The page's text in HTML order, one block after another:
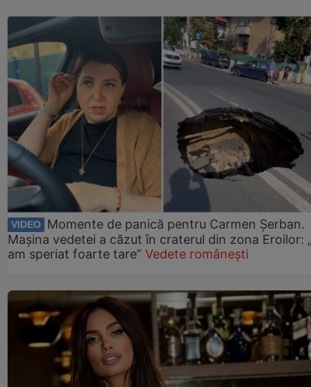
VIDEO
Momente de panică pentru Carmen Șerban.
Mașina vedetei a căzut în craterul din zona Eroilor:
am speriat foarte tare” Vedete românești